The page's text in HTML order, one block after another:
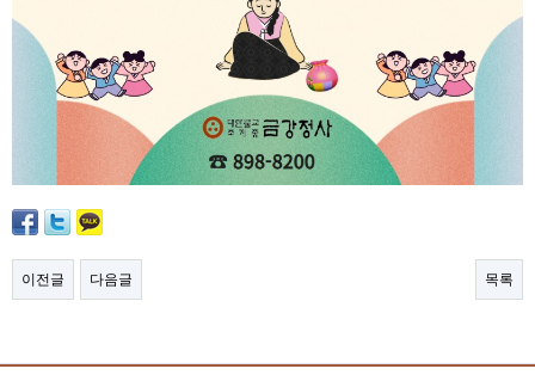
이전글 다음글 목록